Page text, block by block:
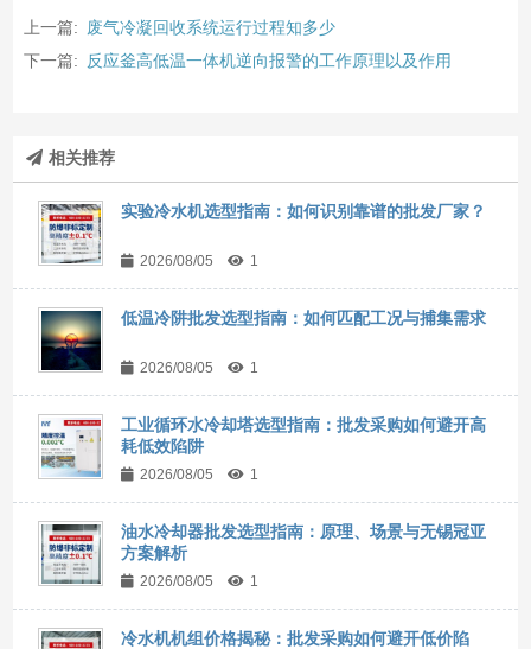
上一篇:
废气冷凝回收系统运行过程知多少
下一篇:
反应釜高低温一体机逆向报警的工作原理以及作用
相关推荐
实验冷水机选型指南：如何识别靠谱的批发厂家？
2026/08/05 1
低温冷阱批发选型指南：如何匹配工况与捕集需求
2026/08/05 1
工业循环水冷却塔选型指南：批发采购如何避开高
耗低效陷阱
2026/08/05 1
油水冷却器批发选型指南：原理、场景与无锡冠亚
方案解析
2026/08/05 1
冷水机机组价格揭秘：批发采购如何避开低价陷